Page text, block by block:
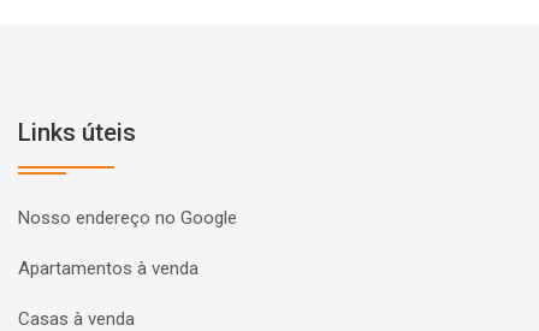
Links úteis
Nosso endereço no Google
Apartamentos à venda
Casas à venda